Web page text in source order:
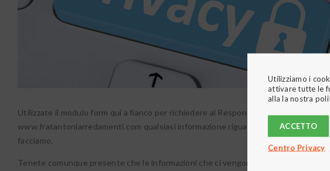
Utilizzate il modulo form qui a fianco per richiedere al Responsabile dei dati del sito
www.fratantoniarredamenti.com qualsiasi informazione riguardo i vostri dati e l’uso
facciamo.
Tenete comunque presente che le informazioni che ci vengono fornite tramite il
Utilizziamo i
attivare tutte le
alla la nostra
ACCETTO
Centro Privacy